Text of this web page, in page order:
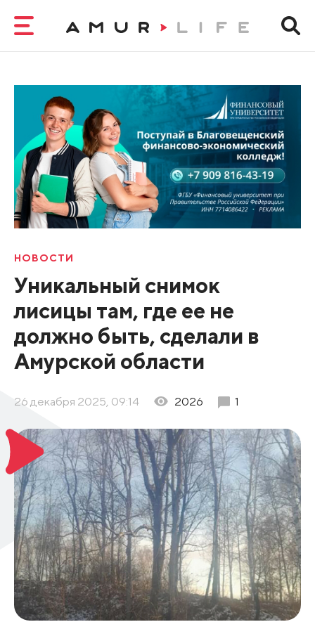
НОВОСТИ
Уникальный снимок
лисицы там, где ее не
должно быть, сделали в
Амурской области
26 декабря 2025, 09:14 2026 1